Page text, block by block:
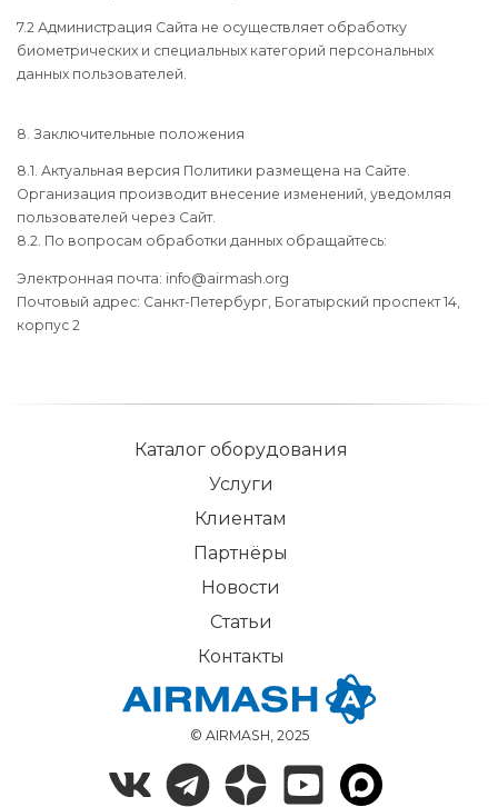
7.2 Администрация Сайта не осуществляет обработку
биометрических и специальных категорий персональных
данных пользователей.
8. Заключительные положения
8.1. Актуальная версия Политики размещена на Сайте.
Организация производит внесение изменений, уведомляя
пользователей через Сайт.
8.2. По вопросам обработки данных обращайтесь:
Электронная почта: info@airmash.org
Почтовый адрес: Санкт-Петербург, Богатырский проспект 14,
корпус 2
© AIRMASH, 2025
Каталог оборудования
Услуги
Клиентам
Партнёры
Новости
Статьи
Контакты